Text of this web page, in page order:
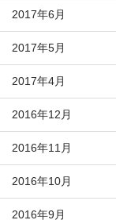
2017年6月
2017年5月
2017年4月
2016年12月
2016年11月
2016年10月
2016年9月